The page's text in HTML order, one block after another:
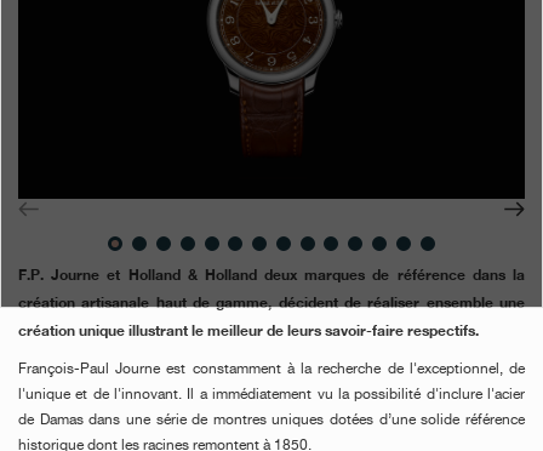
ENGLISH 日本語
F.P. Journe et Holland & Holland deux marques de référence dans la
création artisanale haut de gamme, décident de réaliser ensemble une
création unique illustrant le meilleur de leurs savoir-faire respectifs.
François-Paul Journe est constamment à la recherche de l'exceptionnel, de
l'unique et de l'innovant. Il a immédiatement vu la possibilité d'inclure l'acier
de Damas dans une série de montres uniques dotées d’une solide référence
historique dont les racines remontent à 1850.